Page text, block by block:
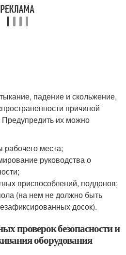
падение и скольжение,
причиной
их можно
рабочего места;
руководства о
приспособлений, поддонов;
(на нем не должно быть
досок).
проверок безопасности и
оборудования